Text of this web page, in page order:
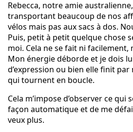
Rebecca, notre amie
transportant beaucoup de nos
vélos mais pas aux sacs à dos.
Puis, petit à petit quelque chose
moi. Cela ne se fait ni facilement,
Mon énergie déborde et je dois
d’expression ou bien elle finit
qui tournent en boucle.
Cela m’impose d’observer ce qui
façon automatique et de me
veux plus.